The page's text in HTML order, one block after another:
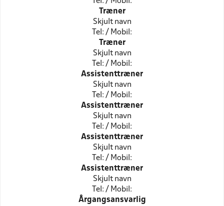
Træner
Skjult navn
Tel: / Mobil:
Træner
Skjult navn
Tel: / Mobil:
Assistenttræner
Skjult navn
Tel: / Mobil:
Assistenttræner
Skjult navn
Tel: / Mobil:
Assistenttræner
Skjult navn
Tel: / Mobil:
Assistenttræner
Skjult navn
Tel: / Mobil:
Årgangsansvarlig